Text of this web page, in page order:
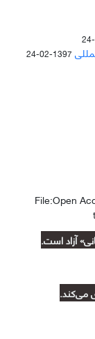
1397-02-24
آزاد است.
می‌کند.